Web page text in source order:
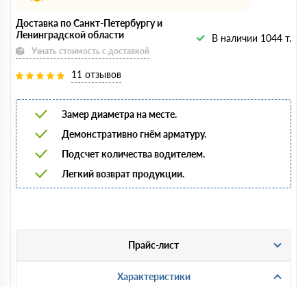
Доставка по Санкт-Петербургу и
Ленинградской области
Узнать стоимость с доставкой
В наличии 1044 т.
11 отзывов
Замер диаметра на месте.
Демонстративно гнём арматуру.
Подсчет количества водителем.
Легкий возврат продукции.
Прайс-лист
Характеристики